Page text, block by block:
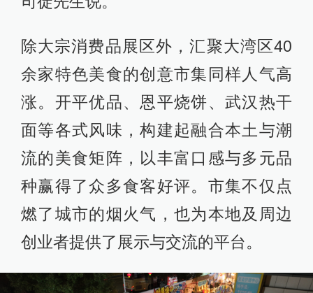
除大宗消费品展区外，汇聚大湾区40
余家特色美食的创意市集同样人气高
涨。开平优品、恩平烧饼、武汉热干
面等各式风味，构建起融合本土与潮
流的美食矩阵，以丰富口感与多元品
种赢得了众多食客好评。市集不仅点
燃了城市的烟火气，也为本地及周边
创业者提供了展示与交流的平台。